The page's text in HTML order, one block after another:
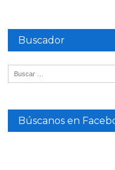
Buscador
Búscanos en